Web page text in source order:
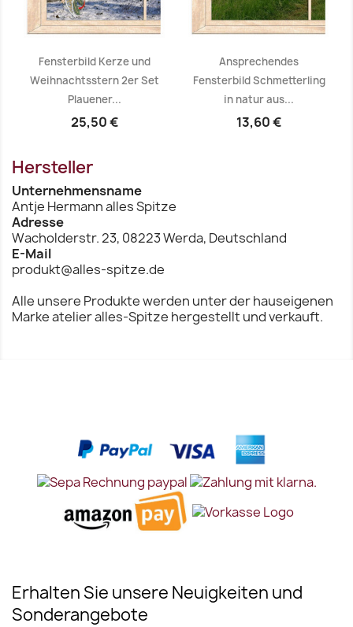
Fensterbild Kerze und
Weihnachtsstern 2er Set
Plauener...
25,50 €
Ansprechendes
Fensterbild Schmetterling
in natur aus...
13,60 €
Hersteller
Unternehmensname
Antje Hermann alles Spitze
Adresse
Wacholderstr. 23, 08223 Werda, Deutschland
E-Mail
produkt@alles-spitze.de
Alle unsere Produkte werden unter der hauseigenen
Marke atelier alles-Spitze hergestellt und verkauft.
Erhalten Sie unsere Neuigkeiten und
Sonderangebote